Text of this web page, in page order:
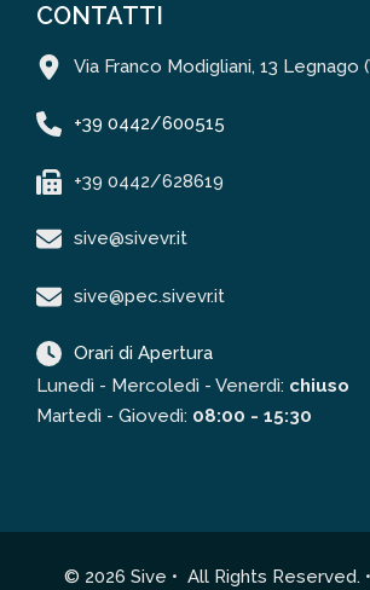
CONTATTI
Via Franco Modigliani, 13 Legnago
+39 0442/600515
+39 0442/628619
sive@sivevr.it
sive@pec.sivevr.it
Orari di Apertura
Lunedì - Mercoledì - Venerdì: chiuso
Martedì - Giovedì: 08:00 - 15:30
© 2026 Sive • All Rights Reserved. •